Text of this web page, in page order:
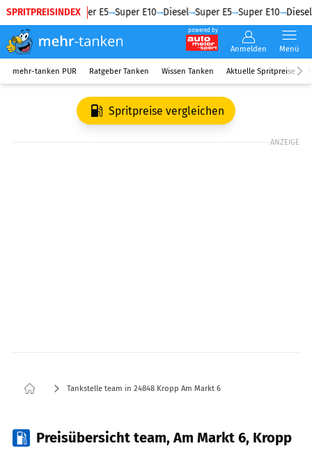
SPRITPREISINDEX
Diesel Super E5 Super E10 Diesel Super E5 Super E10 Diesel
powered by
Anmelden Menü
mehr-tanken PUR Ratgeber Tanken Wissen Tanken Aktuelle Spritpreise
Spritpreise vergleichen
ANZEIGE
Tankstelle team in 24848 Kropp Am Markt 6
Preisübersicht team, Am Markt 6, Kropp